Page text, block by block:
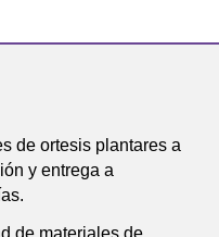
de ortesis plantares a
y entrega a